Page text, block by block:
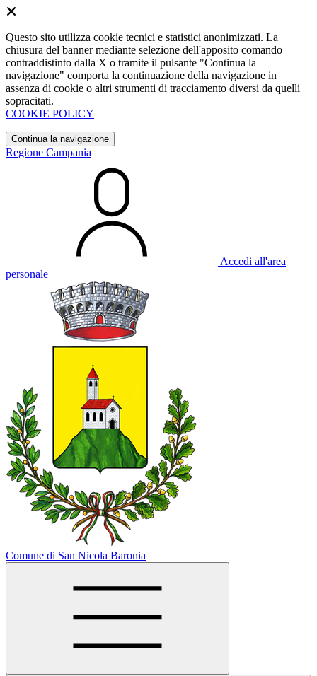
Questo sito utilizza cookie tecnici e statistici anonimizzati. La
chiusura del banner mediante selezione dell'apposito comando
contraddistinto dalla X o tramite il pulsante "Continua la
navigazione" comporta la continuazione della navigazione in
assenza di cookie o altri strumenti di tracciamento diversi da quelli
sopracitati.
COOKIE POLICY
Continua la navigazione
Regione Campania
Accedi all'area
personale
Comune di San Nicola Baronia